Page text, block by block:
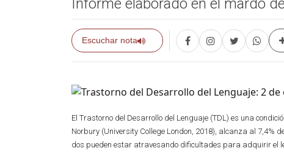
Informe elaborado en el mardo
Escuchar nota
El Trastorno del Desarrollo del Lenguaje (TDL) es una condici
Norbury (University College London, 2018), alcanza al 7,4%
dos pueden estar atravesando dificultades para adquirir el